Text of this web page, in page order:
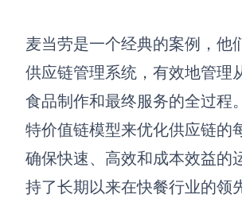
麦当劳是一个经典的案例，他
供应链管理系统，有效地管理
食品制作和最终服务的全过程
特价值链模型来优化供应链的
确保快速、高效和成本效益的
持了长期以来在快餐行业的领